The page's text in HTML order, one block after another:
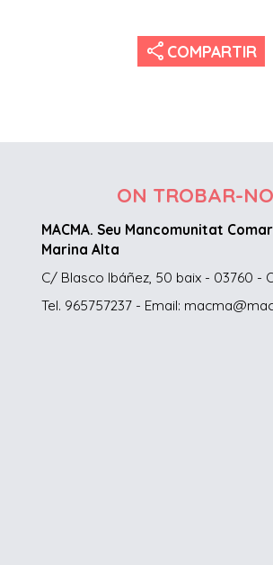
share COMPARTIR
ON TROBAR-
MACMA. Seu Mancomunitat
Marina Alta
C/ Blasco Ibáñez, 50 baix - 03760 -
Tel. 965757237 - Email: